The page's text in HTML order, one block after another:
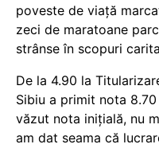
poveste de viață
zeci de maratoane
strânse în scopuri
De la 4.90 la
Sibiu a primit nota
văzut nota inițială, nu
am dat seama că